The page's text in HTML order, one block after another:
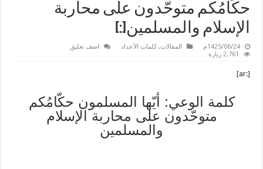
حكّامُكم متوحّدون على محاربة
الإسلام والمسلمين[:]
1425/06/24م المقالات,كلمات الأعداد
اضف تعليق
2,761 زيارة
[:ar]
كلمة الوعي: أيّها المسلمون حكّامُكم
متوحّدون على محاربة الإسلام
والمسلمين